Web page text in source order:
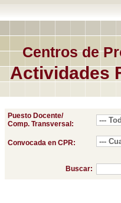
Centros de
Actividades
Puesto Docente/
Comp. Transversal:
Convocada en CPR:
Buscar: